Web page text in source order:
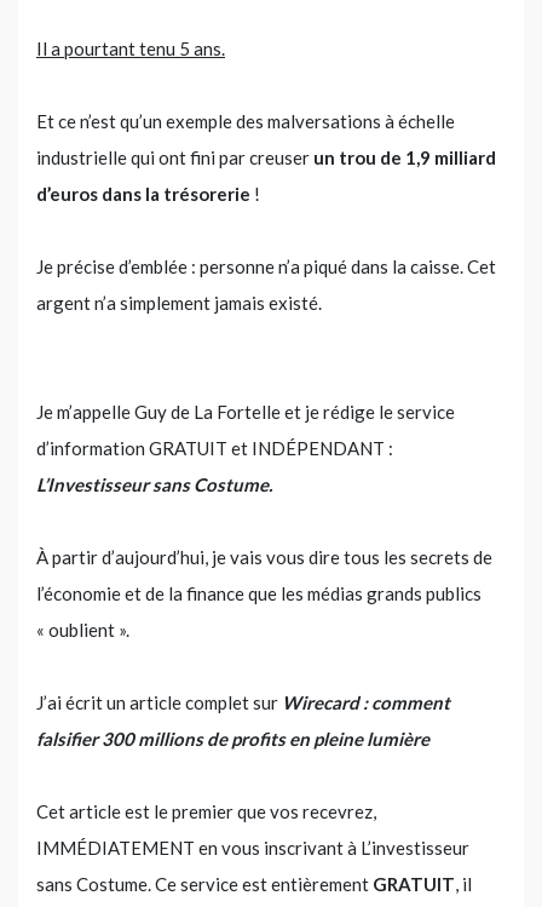
Il a pourtant tenu 5 ans.
Et ce n’est qu’un exemple des malversations à échelle
industrielle qui ont fini par creuser un trou de 1,9 milliard
d’euros dans la trésorerie !
Je précise d’emblée : personne n’a piqué dans la caisse. Cet
argent n’a simplement jamais existé.
Je m’appelle Guy de La Fortelle et je rédige le service
d’information GRATUIT et INDÉPENDANT :
L’Investisseur sans Costume.
À partir d’aujourd’hui, je vais vous dire tous les secrets de
l’économie et de la finance que les médias grands publics
« oublient ».
J’ai écrit un article complet sur Wirecard : comment
falsifier 300 millions de profits en pleine lumière
Cet article est le premier que vos recevrez,
IMMÉDIATEMENT en vous inscrivant à L’investisseur
sans Costume. Ce service est entièrement GRATUIT, il